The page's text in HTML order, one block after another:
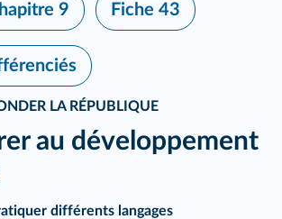
9 Fiche 43
LA RÉPUBLIQUE
au développement
différents langages